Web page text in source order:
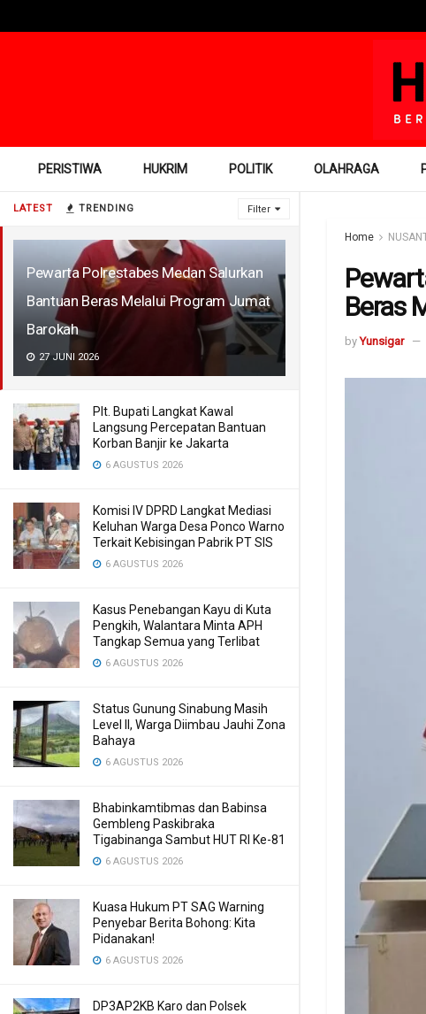
LATEST TRENDING Filter
Pewarta Polrestabes Medan Salurkan
Bantuan Beras Melalui Program Jumat
Barokah
27 JUNI 2026
Plt. Bupati Langkat Kawal
Langsung Percepatan Bantuan
Korban Banjir ke Jakarta
6 AGUSTUS 2026
Komisi IV DPRD Langkat Mediasi
Keluhan Warga Desa Ponco Warno
Terkait Kebisingan Pabrik PT SIS
6 AGUSTUS 2026
Kasus Penebangan Kayu di Kuta
Pengkih, Walantara Minta APH
Tangkap Semua yang Terlibat
6 AGUSTUS 2026
Status Gunung Sinabung Masih
Level II, Warga Diimbau Jauhi Zona
Bahaya
6 AGUSTUS 2026
Bhabinkamtibmas dan Babinsa
Gembleng Paskibraka
Tigabinanga Sambut HUT RI Ke-81
6 AGUSTUS 2026
Kuasa Hukum PT SAG Warning
Penyebar Berita Bohong: Kita
Pidanakan!
6 AGUSTUS 2026
DP3AP2KB Karo dan Polsek
PERISTIWA HUKRIM POLITIK OLAHRAGA
Home
Beras
by Yunsigar